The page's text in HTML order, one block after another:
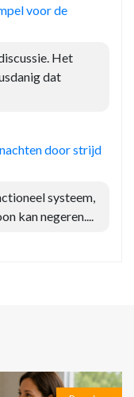
voor de
Het
dat
door strijd
systeem,
kan negeren....